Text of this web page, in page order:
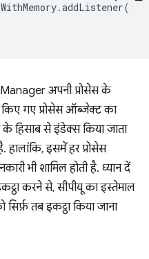
.addListener(
Manager अपनी प्रोसेस के
गए प्रोसेस ऑब्जेक्ट का
के हिसाब से इंडेक्स किया जाता
इसमें हर प्रोसेस
भी शामिल होती है. ध्यान दें
करने से, सीपीयू का इस्तेमाल
तब इकट्ठा किया जाना